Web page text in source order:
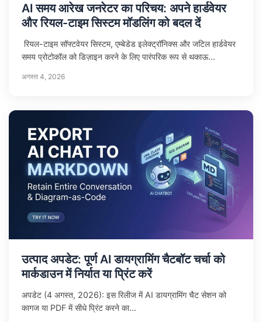
AI समय आरेख जनरेटर का परिचय: अपने हार्डवेयर
और रियल-टाइम सिस्टम मॉडलिंग को बदल दें
रियल-टाइम सॉफ्टवेयर सिस्टम, एम्बेडेड इलेक्ट्रॉनिक्स और जटिल हार्डवेयर
समय प्रोटोकॉल को डिज़ाइन करने के लिए पारंपरिक रूप से थकाऊ...
अगस्त 4, 2026
उत्पाद अपडेट: पूर्ण AI डायग्रामिंग चैटबॉट चर्चा को
मार्कडाउन में निर्यात या प्रिंट करें
अपडेट (4 अगस्त, 2026): इस रिलीज में AI डायग्रामिंग चैट सेशन को
कागज या PDF में सीधे प्रिंट करने का...